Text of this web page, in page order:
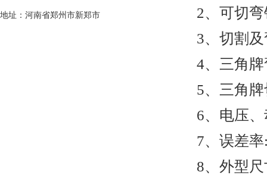
地址：河南省郑州市新郑市
2、可切弯
3、切割及
4、三角牌
5、三角牌切
6、电压、
7、误差率
8、外型尺